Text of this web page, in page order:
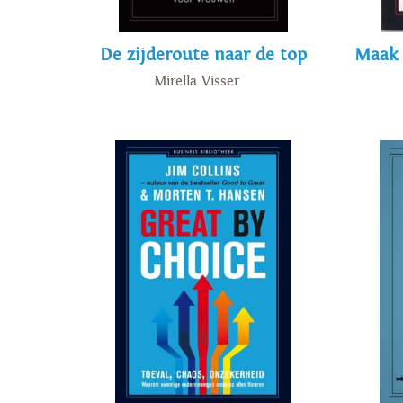
De zijderoute naar de top
Mirella Visser